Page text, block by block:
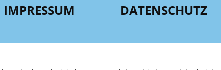
IMPRESSUM DATENSCHUTZ